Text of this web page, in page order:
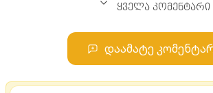
ყველა კომენტარი
დაამატე